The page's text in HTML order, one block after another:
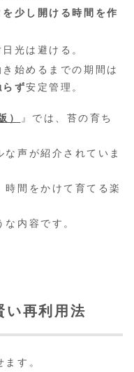
を少し開ける時間を作
光は避ける。
き始めるまでの期間は
らず安定管理。
）
』では、苔の育ち
声が紹介されていま
間をかけて育てる楽
内容です。
い再利用法
す。